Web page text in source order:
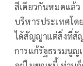
สีเดียวกันหมดแล้ว
บริหารประเทศโ
ได้สัญญาแต่สิ่งที่สั
การแก้รัฐธรรมนู